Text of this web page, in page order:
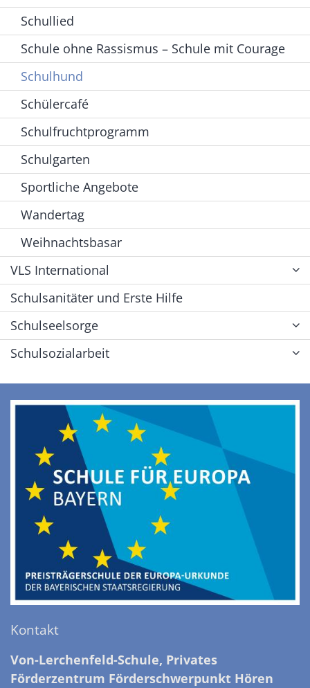
Schullied
Schule ohne Rassismus – Schule mit Courage
Schulhund
Schülercafé
Schulfruchtprogramm
Schulgarten
Sportliche Angebote
Wandertag
Weihnachtsbasar
VLS International
Schulsanitäter und Erste Hilfe
Schulseelsorge
Schulsozialarbeit
Kontakt
Von-Lerchenfeld-Schule, Privates
Förderzentrum Förderschwerpunkt Hören